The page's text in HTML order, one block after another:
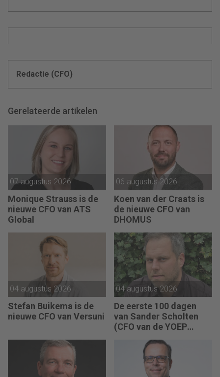
Redactie (CFO)
Gerelateerde artikelen
07 augustus 2026
Monique Strauss is de
nieuwe CFO van ATS
Global
06 augustus 2026
Koen van der Craats is
de nieuwe CFO van
DHOMUS
04 augustus 2026
Stefan Buikema is de
nieuwe CFO van Versuni
04 augustus 2026
De eerste 100 dagen
van Sander Scholten
(CFO van de YOEP
Groep): “Financiële
sturing werkt pas echt
als mensen begrijpen
waarom keuzes nodig